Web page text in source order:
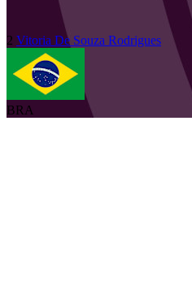
2 Vitoria De Souza Rodrigues
BRA